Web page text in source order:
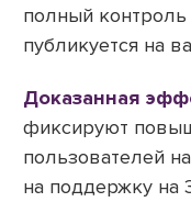
полный
публикуется на
Доказанная
фиксируют
пользователей
на поддержку на